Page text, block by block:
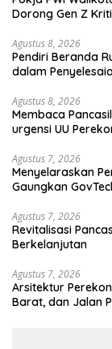
Dorong Gen Z
Agustus 8, 2026
Pendiri Beranda
dalam
Agustus 8, 2026
Membaca
urgensi UU
Agustus 7, 2026
Menyelaraskan
Gaungkan
Agustus 7, 2026
Revitalisasi
Berkelanjutan
Agustus 7, 2026
Arsitektur
Barat, dan Jalan